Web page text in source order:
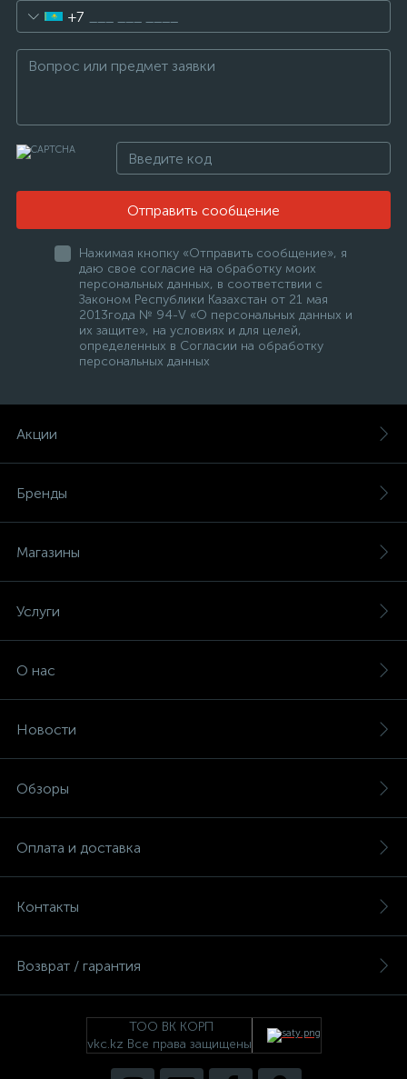
+7
Отправить сообщение
Нажимая кнопку «Отправить сообщение», я
даю свое согласие на обработку моих
персональных данных, в соответствии с
Законом Республики Казахстан от 21 мая
2013года № 94-V «О персональных данных и
их защите», на условиях и для целей,
определенных в Согласии на обработку
персональных данных
Акции
Бренды
Магазины
Услуги
О нас
Новости
Обзоры
Оплата и доставка
Контакты
Возврат / гарантия
ТОО ВК КОРП
vkc.kz Все права защищены